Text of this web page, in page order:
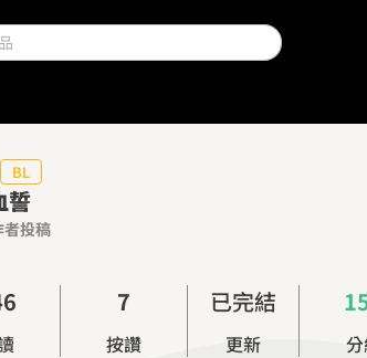
BL
誓
者投稿
2
3
4
6
7
0
7
8
按讚
已完結
更新